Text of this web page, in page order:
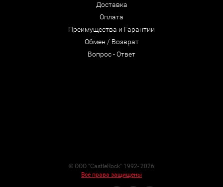
Доставка
Оплата
Преимущества и Гарантии
Обмен / Возврат
Вопрос - Ответ
© ООО "CastleRock" 1992- 2026
Все права защищены